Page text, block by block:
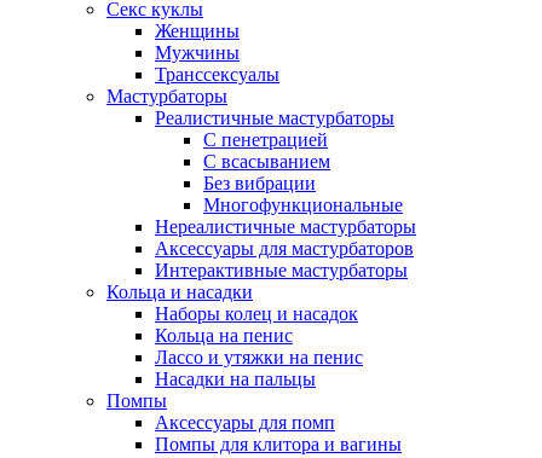
Секс куклы
Женщины
Мужчины
Транссексуалы
Мастурбаторы
Реалистичные мастурбаторы
С пенетрацией
С всасыванием
Без вибрации
Многофункциональные
Нереалистичные мастурбаторы
Аксессуары для мастурбаторов
Интерактивные мастурбаторы
Кольца и насадки
Наборы колец и насадок
Кольца на пенис
Лассо и утяжки на пенис
Насадки на пальцы
Помпы
Аксессуары для помп
Помпы для клитора и вагины